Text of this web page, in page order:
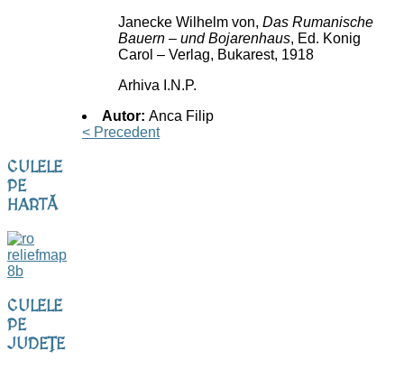
Janecke Wilhelm von, Das Rumanische
Bauern – und Bojarenhaus, Ed. Konig
Carol – Verlag, Bukarest, 1918
Arhiva I.N.P.
Autor: Anca Filip
< Precedent
CULELE
PE
HARTĂ
CULELE
PE
JUDEȚE